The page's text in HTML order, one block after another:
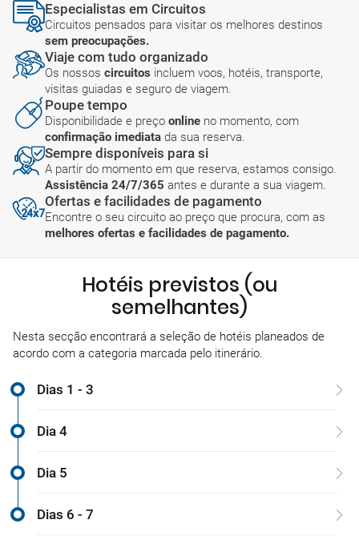
Especialistas em Circuitos
Circuitos pensados para visitar os melhores destinos
sem preocupações.
Viaje com tudo organizado
Os nossos circuitos incluem voos, hotéis, transporte,
visitas guiadas e seguro de viagem.
Poupe tempo
Disponibilidade e preço online no momento, com
confirmação imediata da sua reserva.
Sempre disponíveis para si
A partir do momento em que reserva, estamos consigo.
Assistência 24/7/365 antes e durante a sua viagem.
Ofertas e facilidades de pagamento
Encontre o seu circuito ao preço que procura, com as
melhores ofertas e facilidades de pagamento.
Hotéis previstos (ou
semelhantes)
Nesta secção encontrará a seleção de hotéis planeados de
acordo com a categoria marcada pelo itinerário.
Dias 1 - 3
Dia 4
Dia 5
Dias 6 - 7